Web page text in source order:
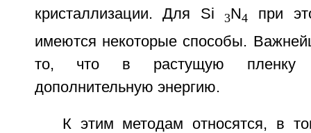
кристаллизации. Для Si 3N4 при
имеются некоторые способы.
то, что в растущую пленку
дополнительную энергию.
К этим методам относятся, в